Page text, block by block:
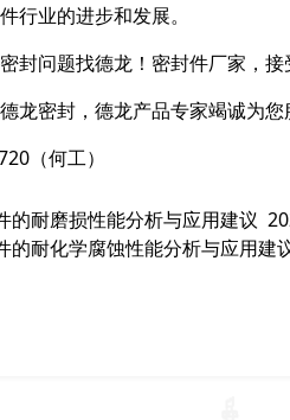
行业的进步和发展。
密封问题找德龙！密封件厂家，
龙密封，德龙产品专家竭诚为您
（何工）
的耐磨损性能分析与应用建议
的耐化学腐蚀性能分析与应用建